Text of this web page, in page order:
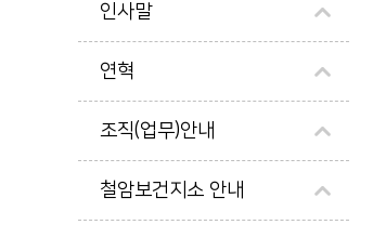
인사말
연혁
조직(업무)안내
철암보건지소 안내